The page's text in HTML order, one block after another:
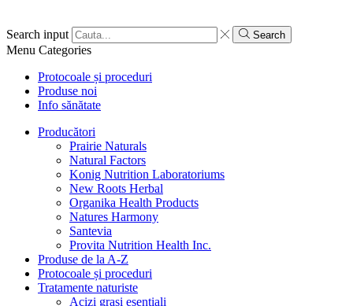
Search input Search
Menu Categories
Protocoale și proceduri
Produse noi
Info sănătate
Producători
Prairie Naturals
Natural Factors
Konig Nutrition Laboratoriums
New Roots Herbal
Organika Health Products
Natures Harmony
Santevia
Provita Nutrition Health Inc.
Produse de la A-Z
Protocoale și proceduri
Tratamente naturiste
Acizi grași esențiali